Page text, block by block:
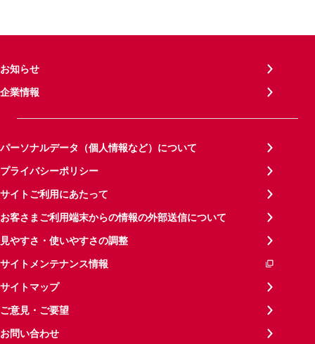
お知らせ
企業情報
パーソナルデータ（個人情報など）について
プライバシーポリシー
サイトご利用にあたって
お客さまご利用端末からの情報の外部送信について
見やすさ・使いやすさの調整
サイトメンテナンス情報
サイトマップ
ご意見・ご要望
お問い合わせ